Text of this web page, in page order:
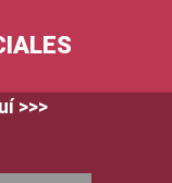
>>>